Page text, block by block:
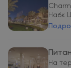
Набк
На